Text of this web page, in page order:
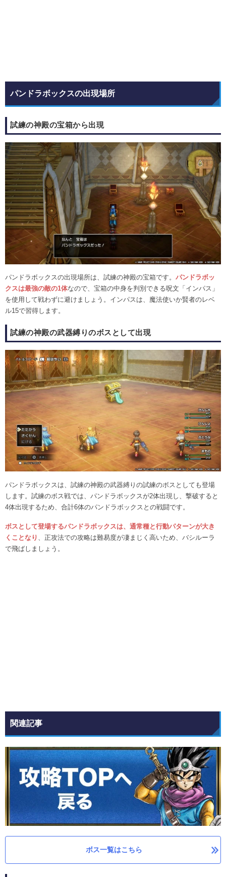
パンドラボックスの出現場所
試練の神殿の宝箱から出現
パンドラボックスの出現場所は、試練の神殿の宝箱です。 パンドラボッ
クスは最強の敵の1体なので、宝箱の中身を判別できる呪文「インパス」
を使用して戦わずに避けましょう。インパスは、魔法使いか賢者のレベ
ル15で習得します。
試練の神殿の武器縛りのボスとして出現
パンドラボックスは、試練の神殿の武器縛りの試練のボスとしても登場
します。試練のボス戦では、パンドラボックスが2体出現し、撃破すると
4体出現するため、合計6体のパンドラボックスとの戦闘です。
ボスとして登場するパンドラボックスは、通常種と行動パターンが大き
くことなり
、正攻法での攻略は難易度が凄まじく高いため、バシルーラ
で飛ばしましょう。
関連記事
ボス一覧はこちら